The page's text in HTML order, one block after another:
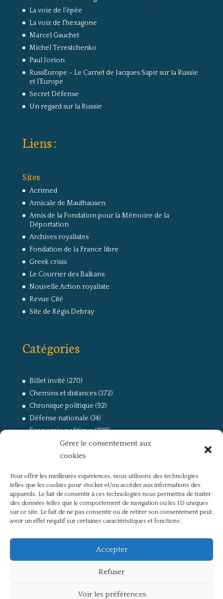
Gérer le consentement aux
cookies
Pour offrir les meilleures expériences, nous utilisons des technologies
telles que les cookies pour stocker et/ou accéder aux informations des
appareils. Le fait de consentir à ces technologies nous permettra de traiter
des données telles que le comportement de navigation ou les ID uniques
sur ce site. Le fait de ne pas consentir ou de retirer son consentement peut
avoir un effet négatif sur certaines caractéristiques et fonctions.
Accepter
Refuser
Voir les préférences
La voie de l'épée
La voix de l'hexagone
Marcel Gauchet
Michel Terestchenko
Paul Jorion
RussEurope – Le Carnet de Jacques Sapir sur la Russie
et l’Europe
Secret Défense
Un regard sur la Russie
Liens :
Sites
Acrimed
Amicale de Mauthausen
Amis de la Fondation pour la Mémoire de la
Déportation
Archives royalistes
Fondation de la France libre
Greek crisis
Le Courrier des Balkans
Nouvelle Action royaliste
Revue Cité
Site de Régis Debray
Catégories
Billet invité (270)
Chemins et distances(372)
Chronique politique (92)
Défense nationale (34)
Economie politique(238)
(168)
La guerre, la Résistance et la Déportation
Non classé(42)
Partis politiques, intelligentsia, médias(750)
Présentation(4)
Références(57)